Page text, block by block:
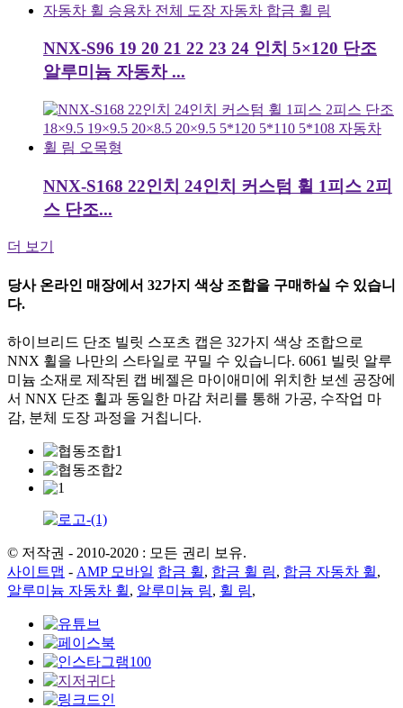
NNX-S96 19 20 21 22 23 24 인치 5×120 단조
알루미늄 자동차 ...
NNX-S168 22인치 24인치 커스텀 휠 1피스 2피
스 단조...
더 보기
당사 온라인 매장에서 32가지 색상 조합을 구매하실 수 있습니
다.
하이브리드 단조 빌릿 스포츠 캡은 32가지 색상 조합으로
NNX 휠을 나만의 스타일로 꾸밀 수 있습니다. 6061 빌릿 알루
미늄 소재로 제작된 캡 베젤은 마이애미에 위치한 보센 공장에
서 NNX 단조 휠과 동일한 마감 처리를 통해 가공, 수작업 마
감, 분체 도장 과정을 거칩니다.
© 저작권 - 2010-2020 : 모든 권리 보유.
사이트맵 - AMP 모바일 합금 휠, 합금 휠 림, 합금 자동차 휠,
알루미늄 자동차 휠, 알루미늄 림, 휠 림,